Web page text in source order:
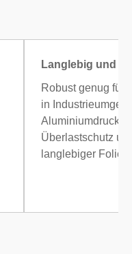
Langlebig und
Robust genug für
in
Überlastschutz
langlebiger